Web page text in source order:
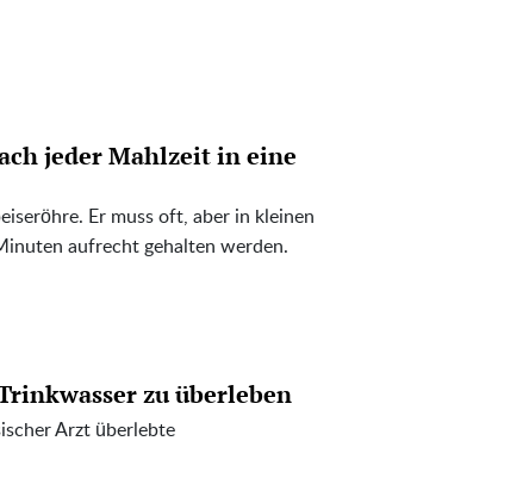
jeder Mahlzeit in eine
Er muss oft, aber in kleinen
aufrecht gehalten werden.
zu überleben
Arzt überlebte